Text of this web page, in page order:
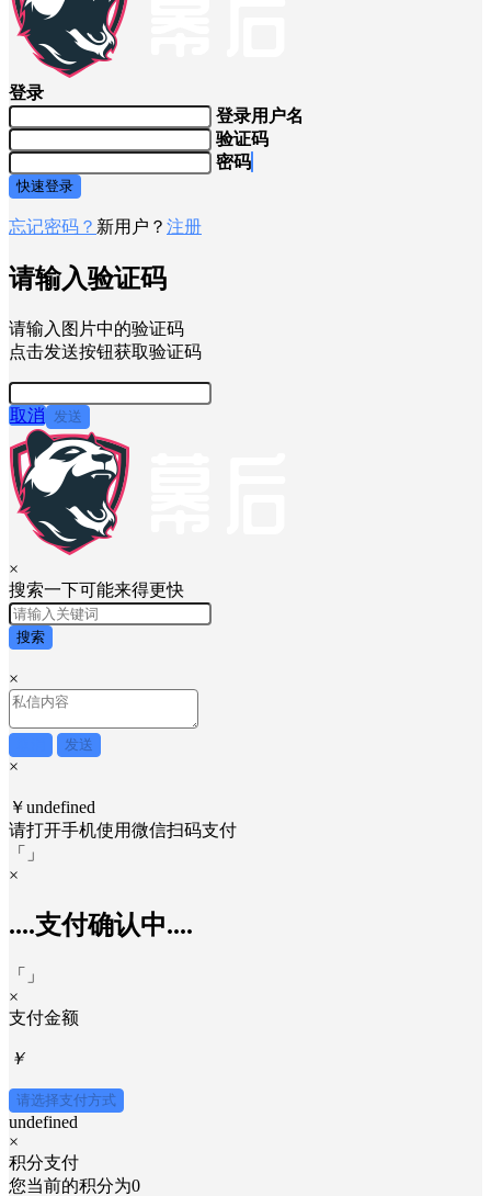
登录
登录用户名
验证码
密码
快速登录
忘记密码？ 新用户？ 注册
请输入验证码
请输入图片中的验证码
点击发送按钮获取验证码
取消 发送
×
搜索一下可能来得更快
搜索
×
发送
×
￥undefined
请打开手机使用微信扫码支付
「
」
×
....支付确认中....
「
」
×
支付金额
￥
请选择支付方式
undefined
×
积分支付
您当前的积分为0